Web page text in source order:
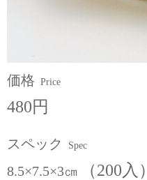
価格 Price
480円
スペック Spec
8.5×7.5×3㎝ （200入）